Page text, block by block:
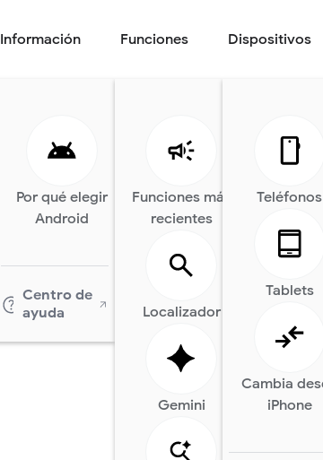
Información
Por qué elegir
Android
IA en Android Android
Centro de
ayuda
Funciones
Funciones más
recientes
Localizador
Gemini
Dispositivos
Teléfonos
Tablets
Cambia
iPhone